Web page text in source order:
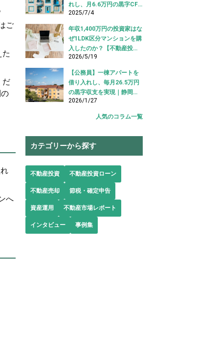
ご
だ
へ
れし、月6.6万円の黒字CF
を実現【不動産投資ロー
ン】
2025/7/4
年収1,400万円の投資家はな
ぜ1LDK区分マンションを購
入したのか？【不動産投資
購入事例】
2026/5/19
【公務員】一棟アパートを
借り入れし、毎月26.5万円
の黒字収支を実現｜静岡県
【アパートローン 借り入れ
2026/1/27
人気のコラム一覧
カテゴリーから探す
不動産投資 不動産投資ローン
不動産売却 節税・確定申告
資産運用 不動産市場レポート
インタビュー 事例集